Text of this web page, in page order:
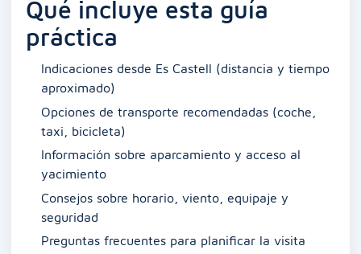
Qué incluye esta guía
práctica
Indicaciones desde Es Castell (distancia y tiempo
aproximado)
Opciones de transporte recomendadas (coche,
taxi, bicicleta)
Información sobre aparcamiento y acceso al
yacimiento
Consejos sobre horario, viento, equipaje y
seguridad
Preguntas frecuentes para planificar la visita